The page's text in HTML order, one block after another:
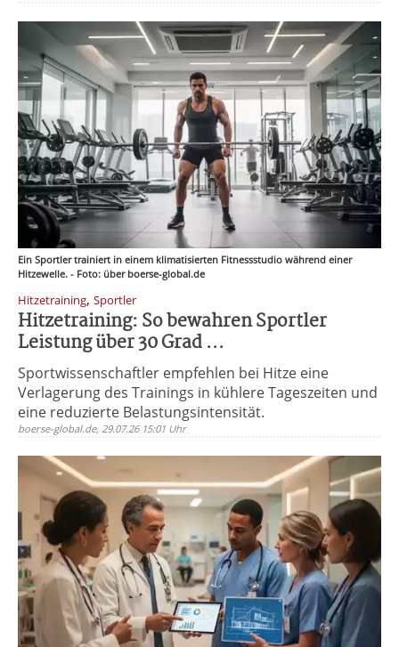
Ein Sportler trainiert in einem klimatisierten Fitnessstudio während einer
Hitzewelle. - Foto: über boerse-global.de
Hitzetraining, Sportler
Hitzetraining: So bewahren Sportler
Leistung über 30 Grad ...
Sportwissenschaftler empfehlen bei Hitze eine
Verlagerung des Trainings in kühlere Tageszeiten und
eine reduzierte Belastungsintensität.
boerse-global.de, 29.07.26 15:01 Uhr